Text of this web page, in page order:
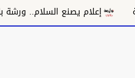
إعلام يصنع السلام.. ورشة بالدبة